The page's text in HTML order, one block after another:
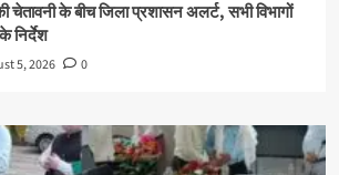
की चेतावनी के बीच जिला प्रशासन अलर्ट, सभी विभागों
निर्देश
5, 2026 0